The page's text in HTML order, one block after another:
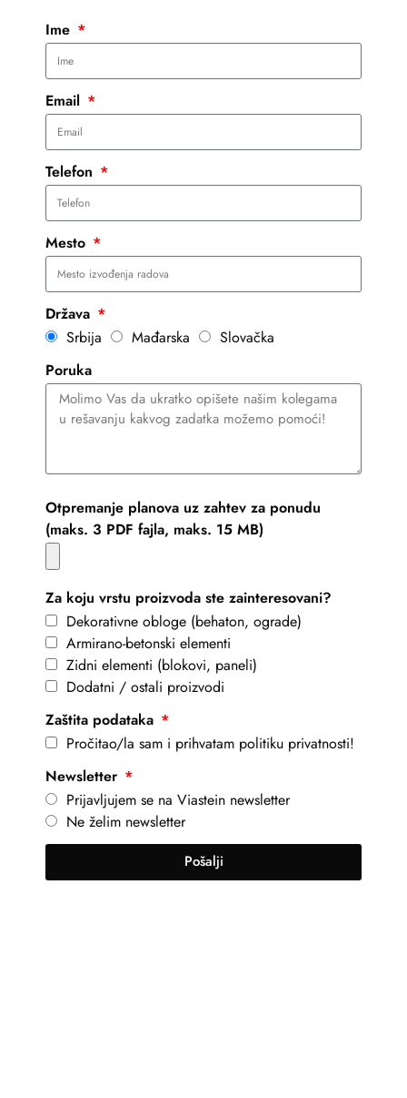
Ime
Email
Telefon
Mesto
Država
Srbija
Mađarska
Slovačka
Poruka
Otpremanje planova uz zahtev za ponudu
(maks. 3 PDF fajla, maks. 15 MB)
Za koju vrstu proizvoda ste zainteresovani?
Dekorativne obloge (behaton, ograde)
Armirano-betonski elementi
Zidni elementi (blokovi, paneli)
Dodatni / ostali proizvodi
Zaštita podataka
Pročitao/la sam i prihvatam politiku privatnosti!
Newsletter
Prijavljujem se na Viastein newsletter
Ne želim newsletter
Pošalji